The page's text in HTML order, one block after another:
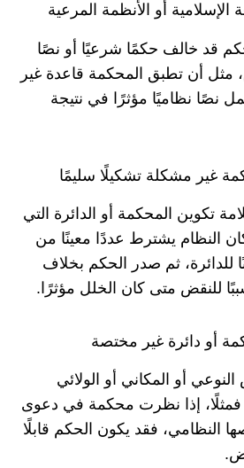
أو الأنظمة المرعية
قد خالف حكمًا شرعيًا أو نصًا
مثل أن تطبق المحكمة قاعدة غير
نصًا نظاميًا مؤثرًا في نتيجة
غير مشكلة تشكيلًا سليمًا
تكوين المحكمة أو الدائرة التي
النظام يشترط عددًا معينًا من
للدائرة، ثم صدر الحكم بخلاف
للنقض متى كان الخلل مؤثرًا.
أو دائرة غير مختصة
أو المكاني أو الولائي
إذا نظرت محكمة في دعوى
النظامي، فقد يكون الحكم قابلًا